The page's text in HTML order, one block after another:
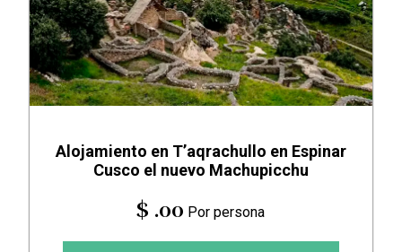
Alojamiento en T’aqrachullo en Espinar
Cusco el nuevo Machupicchu
$ .00 Por persona